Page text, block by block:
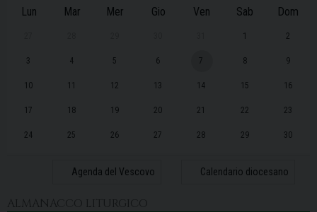
Lun Mar Mer Gio Ven Sab Dom
1 2
3 4 5 6 7 8 9
10 11 12 13 14 15 16
17 18 19 20 21 22 23
24 25 26 27 28 29 30
Agenda del Vescovo Calendario diocesano
ALMANACCO LITURGICO